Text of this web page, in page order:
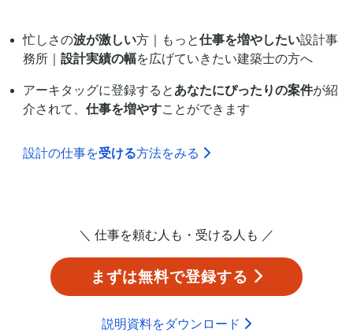
忙しさの波が激しい方｜もっと仕事を増やしたい設計事
務所｜ 設計実績の幅を広げていきたい建築士の方へ
アーキタッグに登録すると あなたにぴったりの案件が紹
介されて、 仕事を増やすことができます
設計の仕事を受ける方法をみる
＼ 仕事を頼む人も・受ける人も ／
まずは無料で登録する
説明資料をダウンロード